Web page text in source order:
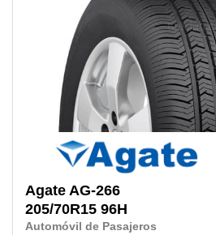
Agate AG-266
205/70R15 96H
Automóvil de Pasajeros